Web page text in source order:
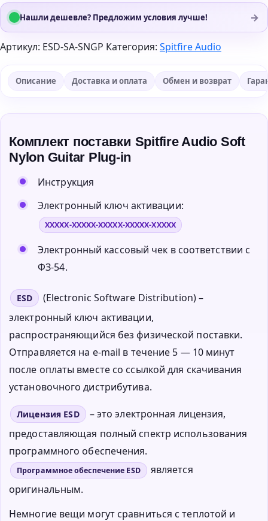
Нашли дешевле? Предложим условия лучше! →
Артикул: ESD-SA-SNGP Категория: Spitfire Audio
Описание Доставка и оплата Обмен и возврат
Комплект поставки Spitfire Audio Soft
Nylon Guitar Plug-in
Инструкция
Электронный ключ активации:
XXXXX-XXXXX-XXXXX-XXXXX-XXXXX
Электронный кассовый чек в соответствии с
ФЗ-54.
ESD
(Electronic Software Distribution) –
электронный ключ активации,
распространяющийся без физической поставки.
Отправляется на e-mail в течение 5 — 10 минут
после оплаты вместе со ссылкой для скачивания
установочного дистрибутива.
Лицензия ESD
– это электронная лицензия,
предоставляющая полный спектр использования
программного обеспечения.
Программное обеспечение ESD
является
оригинальным.
Немногие вещи могут сравниться с теплотой и